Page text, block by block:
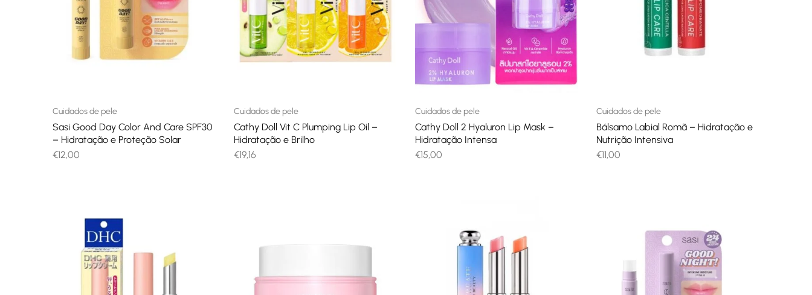
Cuidados de pele
Sasi Good Day Color And Care SPF30
– Hidratação e Proteção Solar
€12,00
Cuidados de pele
Cathy Doll Vit C Plumping Lip Oil –
Hidratação e Brilho
€19,16
Cuidados de pele
Cathy Doll 2 Hyaluron Lip Mask –
Hidratação Intensa
€15,00
Cuidados de pele
Bálsamo Labial Romã – Hidratação e
Nutrição Intensiva
€11,00